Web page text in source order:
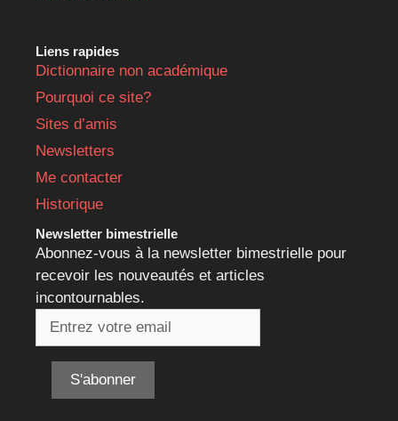
Liens rapides
Dictionnaire non académique
Pourquoi ce site?
Sites d’amis
Newsletters
Me contacter
Historique
Newsletter bimestrielle
Abonnez-vous à la newsletter bimestrielle pour
recevoir les nouveautés et articles
incontournables.